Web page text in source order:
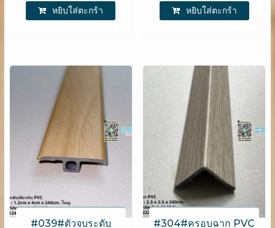
หยิบใส่ตะกร้า หยิบใส่ตะกร้า
#039#ตัวจบระดับ #304#ครอบฉาก PVC